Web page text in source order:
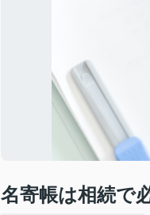
名寄帳は相続で